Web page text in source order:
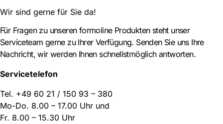
Wir sind gerne für Sie da!
Für Fragen zu unseren formolineProdukten steht unser
Serviceteam gerne zu Ihrer Verfügung. Senden Sie uns Ihre
Nachricht, wir werden Ihnen schnellstmöglich antworten.
Servicetelefon
Tel. +49 60 21 / 150 93 – 380
Mo-Do. 8.00 – 17.00 Uhr und
Fr. 8.00 – 15.30 Uhr